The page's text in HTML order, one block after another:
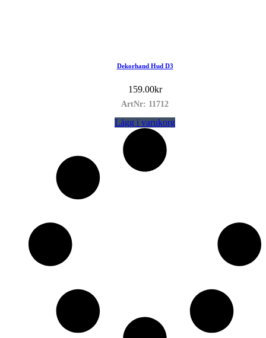
Dekorhand Hud D3
159.00kr
ArtNr: 11712
Lägg i varukorg